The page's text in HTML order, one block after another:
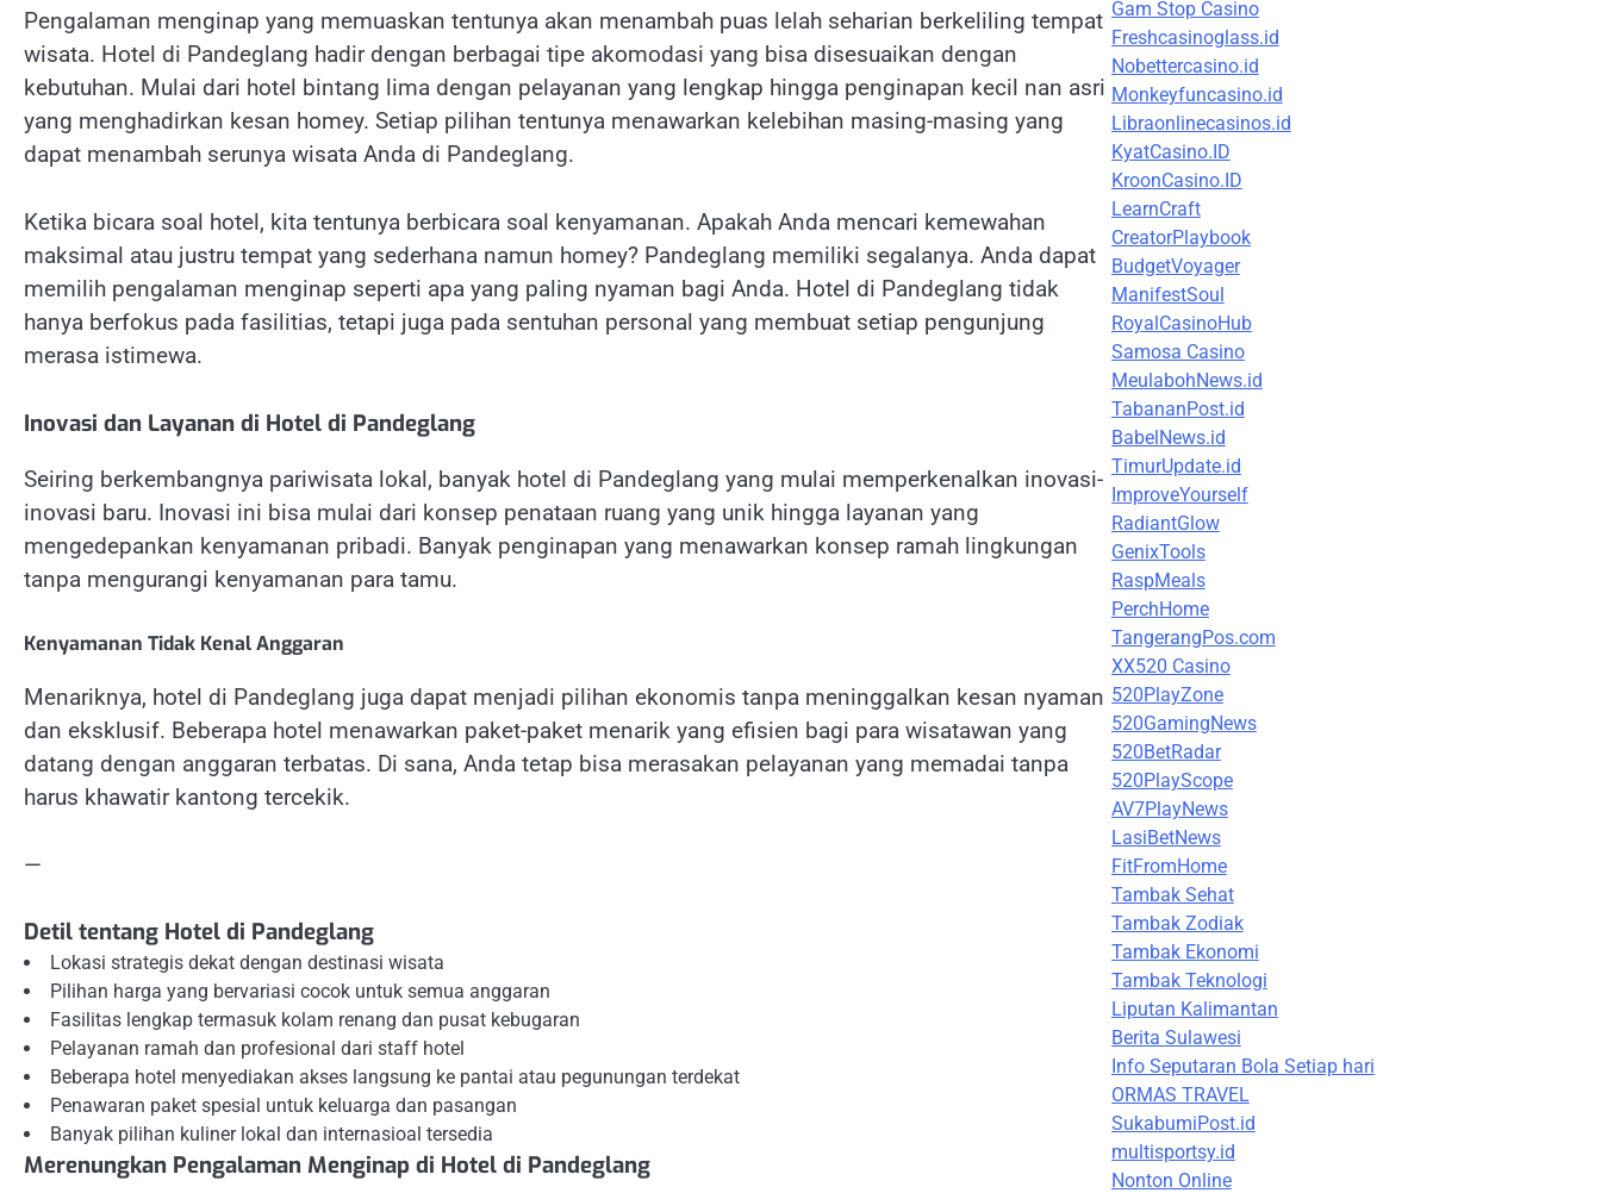
Pengalaman menginap yang memuaskan tentunya akan menambah puas lelah seharian berkeliling tempat
wisata. Hotel di Pandeglang hadir dengan berbagai tipe akomodasi yang bisa disesuaikan dengan
kebutuhan. Mulai dari hotel bintang lima dengan pelayanan yang lengkap hingga penginapan kecil nan asri
yang menghadirkan kesan homey. Setiap pilihan tentunya menawarkan kelebihan masing-masing yang
dapat menambah serunya wisata Anda di Pandeglang.
Ketika bicara soal hotel, kita tentunya berbicara soal kenyamanan. Apakah Anda mencari kemewahan
maksimal atau justru tempat yang sederhana namun homey? Pandeglang memiliki segalanya. Anda dapat
memilih pengalaman menginap seperti apa yang paling nyaman bagi Anda. Hotel di Pandeglang tidak
hanya berfokus pada fasilitias, tetapi juga pada sentuhan personal yang membuat setiap pengunjung
merasa istimewa.
Inovasi dan Layanan di Hotel di Pandeglang
Seiring berkembangnya pariwisata lokal, banyak hotel di Pandeglang yang mulai memperkenalkan inovasi-
inovasi baru. Inovasi ini bisa mulai dari konsep penataan ruang yang unik hingga layanan yang
mengedepankan kenyamanan pribadi. Banyak penginapan yang menawarkan konsep ramah lingkungan
tanpa mengurangi kenyamanan para tamu.
Kenyamanan Tidak Kenal Anggaran
Menariknya, hotel di Pandeglang juga dapat menjadi pilihan ekonomis tanpa meninggalkan kesan nyaman
dan eksklusif. Beberapa hotel menawarkan paket-paket menarik yang efisien bagi para wisatawan yang
datang dengan anggaran terbatas. Di sana, Anda tetap bisa merasakan pelayanan yang memadai tanpa
harus khawatir kantong tercekik.
—
Detil tentang Hotel di Pandeglang
Lokasi strategis dekat dengan destinasi wisata
Pilihan harga yang bervariasi cocok untuk semua anggaran
Fasilitas lengkap termasuk kolam renang dan pusat kebugaran
Pelayanan ramah dan profesional dari staff hotel
Beberapa hotel menyediakan akses langsung ke pantai atau pegunungan terdekat
Penawaran paket spesial untuk keluarga dan pasangan
Banyak pilihan kuliner lokal dan internasioal tersedia
Merenungkan Pengalaman Menginap di Hotel di Pandeglang
Gam Stop Casino
Freshcasinoglass.id
Nobettercasino.id
Monkeyfuncasino.id
Libraonlinecasinos.id
KyatCasino.ID
KroonCasino.ID
LearnCraft
CreatorPlaybook
BudgetVoyager
ManifestSoul
RoyalCasinoHub
Samosa Casino
MeulabohNews.id
TabananPost.id
BabelNews.id
TimurUpdate.id
ImproveYourself
RadiantGlow
GenixTools
RaspMeals
PerchHome
TangerangPos.com
XX520 Casino
520PlayZone
520GamingNews
520BetRadar
520PlayScope
AV7PlayNews
LasiBetNews
FitFromHome
Tambak Sehat
Tambak Zodiak
Tambak Ekonomi
Tambak Teknologi
Liputan Kalimantan
Berita Sulawesi
Info Seputaran Bola Setiap hari
ORMAS TRAVEL
SukabumiPost.id
multisportsy.id
Nonton Online